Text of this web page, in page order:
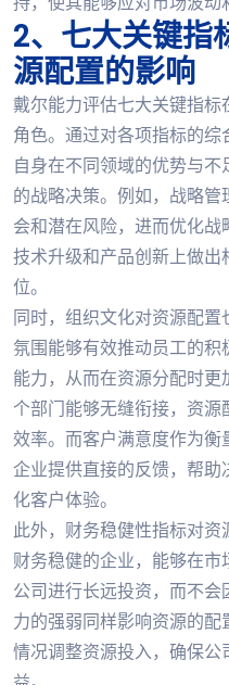
2、七大关键指
源配置的影响
戴尔能力评估七大关键指
角色。通过对各项指标的综
自身在不同领域的优势与
的战略决策。例如，战略
会和潜在风险，进而优化
技术升级和产品创新上做
位。
同时，组织文化对资源配
氛围能够有效推动员工的
能力，从而在资源分配时
个部门能够无缝衔接，资
效率。而客户满意度作为
企业提供直接的反馈，帮
化客户体验。
此外，财务稳健性指标对
财务稳健的企业，能够在
公司进行长远投资，而不
力的强弱同样影响资源的
情况调整资源投入，确保